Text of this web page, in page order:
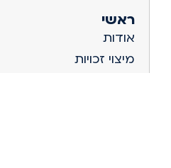
ראשי
אודות
מיצוי זכויות